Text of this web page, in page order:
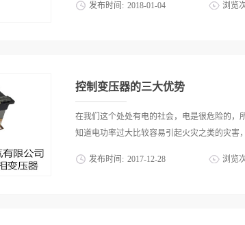
能，许多电源产品都提出待机损耗要求。控制
作。需停电检修时，应报主管部门批准，并通
绝缘油一次，室内油浸控制变压器应每二年检
侧，后停电源侧；送电时与上述操作顺序相反
定故障范围，及时作出判断和处理，以免故障
变压器安全运行规程要求，运行值班人员除交
发布时间: 2018-01-04 浏览
控制变压器的三大优势
在我们这个处处有电的社会，电是很危险的，
知道电功率过大比较容易引起火灾之类的灾害
发布时间: 2017-12-28 浏览